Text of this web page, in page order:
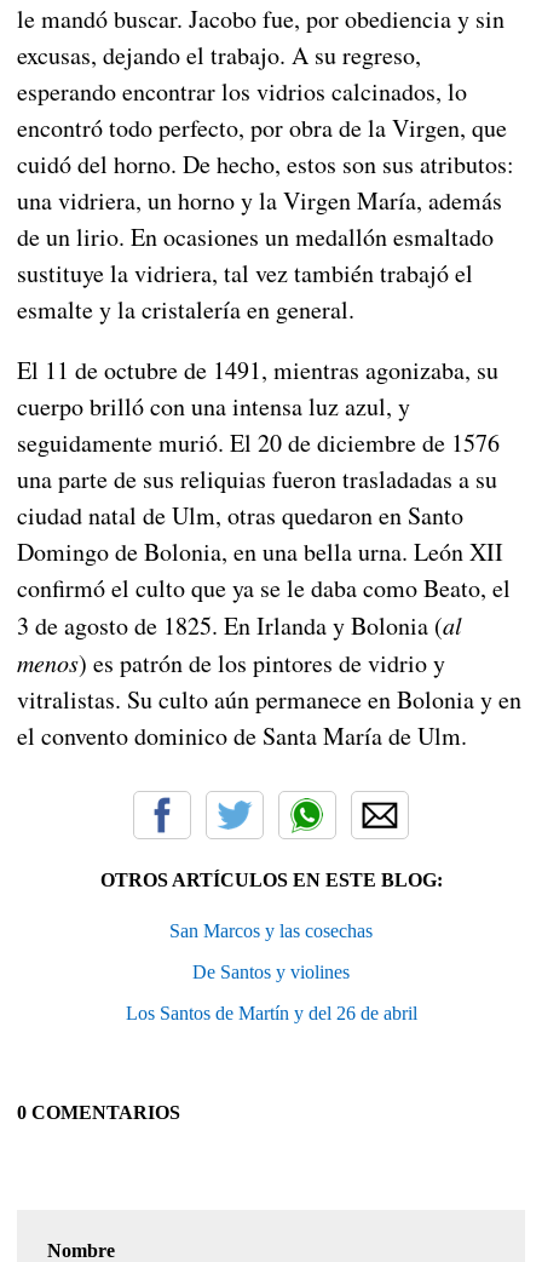
le mandó buscar. Jacobo fue, por obediencia y sin
excusas, dejando el trabajo. A su regreso,
esperando encontrar los vidrios calcinados, lo
encontró todo perfecto, por obra de la Virgen, que
cuidó del horno. De hecho, estos son sus atributos:
una vidriera, un horno y la Virgen María, además
de un lirio. En ocasiones un medallón esmaltado
sustituye la vidriera, tal vez también trabajó el
esmalte y la cristalería en general.
El 11 de octubre de 1491, mientras agonizaba, su
cuerpo brilló con una intensa luz azul, y
seguidamente murió. El 20 de diciembre de 1576
una parte de sus reliquias fueron trasladadas a su
ciudad natal de Ulm, otras quedaron en Santo
Domingo de Bolonia, en una bella urna. León XII
confirmó el culto que ya se le daba como Beato, el
3 de agosto de 1825. En Irlanda y Bolonia (al
menos) es patrón de los pintores de vidrio y
vitralistas. Su culto aún permanece en Bolonia y en
el convento dominico de Santa María de Ulm.
OTROS ARTÍCULOS EN ESTE BLOG:
San Marcos y las cosechas
De Santos y violines
Los Santos de Martín y del 26 de abril
0 COMENTARIOS
Nombre